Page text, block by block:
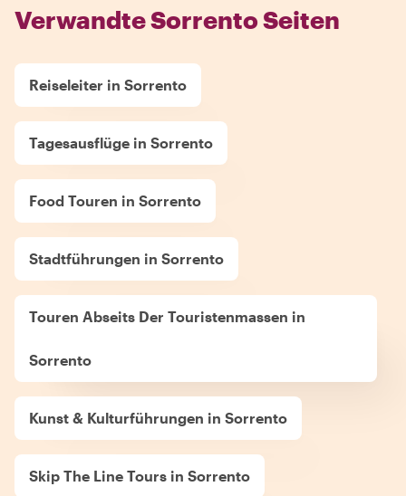
Verwandte Sorrento Seiten
Reiseleiter in Sorrento
Tagesausflüge in Sorrento
Food Touren in Sorrento
Stadtführungen in Sorrento
Touren Abseits Der Touristenmassen in
Sorrento
Kunst & Kulturführungen in Sorrento
Skip The Line Tours in Sorrento